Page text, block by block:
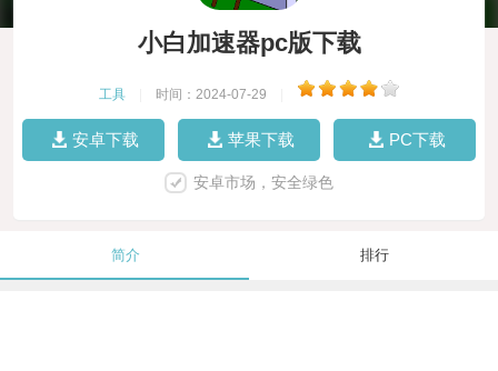
小白加速器pc版下载
工具 时间：2024-07-29
安卓下载 苹果下载 PC下载
安卓市场，安全绿色
简介 排行